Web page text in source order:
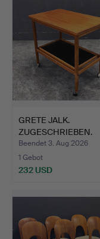
GRETE JALK.
ZUGESCHRIEBEN.
Teewagen auf Ro…
Beendet 3. Aug 2026
1 Gebot
232 USD